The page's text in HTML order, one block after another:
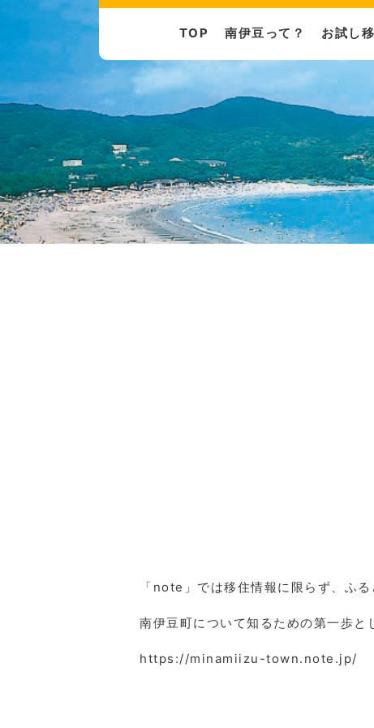
TOP 南伊豆って？ お試し
「note」では移住情報に限らず、ふ
南伊豆町について知るための第一歩と
https://minamiizu-town.note.jp/